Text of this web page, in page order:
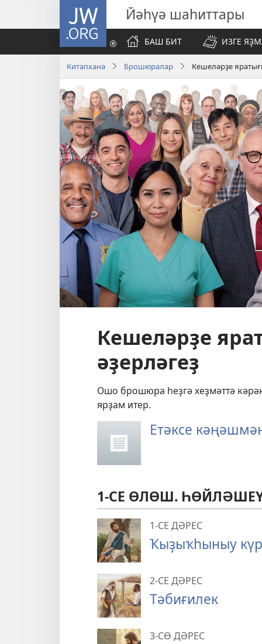
JW.ORG Йәһүә шаһиттары
БАШ БИТ
ИЗГЕ
Китапхана Брошюралар Кешеләрҙе
Кешеләрҙе
әҙерләгеҙ
Ошо брошюра һеҙгә хеҙмәттә
ярҙам итер.
Етәксе
1-СЕ ӨЛӨШ.
1-СЕ ДӘРЕС
Ҡыҙыҡһыныу
2-СЕ ДӘРЕС
Тәбиғилек
3-СӨ ДӘРЕС